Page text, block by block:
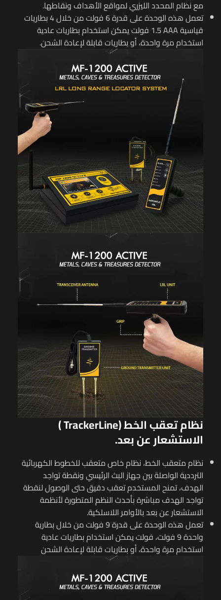
مع نظام المحدد الليزري لمواقع الأهداف ونقاطها.
تعمل هذه الوحدة على قدرة 6 فولت من خلال 4 بطاريات
قياسيةAAA
1.5 فولت يمكن استخدام بطاريات عادية
استخدام مرة واحدة، أو بطاريات قابلة لإعادة الشحن.
نظام تعقب الخط (Line
Tracker
)
الاستشعار عن بعد.
نظام متعقب الخط، نظام خاص متعقب للخطوط الكهربائية
الترددية الواصلة بين جهاز البث الرئيسي ونقطة تواجد
الهدف، تمنح المستخدم تعقب دقيق حتى الوصول لنقطة
تواجد الهدف مباشرة بأحدث النظم المتطورة لأنظمة
الاستشعار عن بعد بالأوامر اللاسلكية.
تعمل هذه الوحدة على قدرة 9 فولت من خلال بطارية
واحدة 9 فولت، فولت يمكن استخدام بطاريات عادية
استخدام مرة واحدة، أو بطاريات قابلة لإعادة الشحن